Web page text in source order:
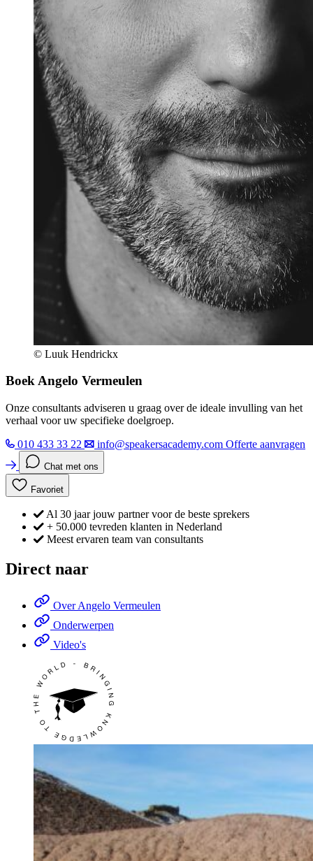
© Luuk Hendrickx
Boek Angelo Vermeulen
Onze consultants adviseren u graag over de ideale invulling van het
verhaal voor uw specifieke doelgroep.
010 433 33 22
info@speakersacademy.com Offerte aanvragen
Chat met ons
Favoriet
Al 30 jaar jouw partner voor de beste sprekers
+ 50.000 tevreden klanten in Nederland
Meest ervaren team van consultants
Direct naar
Over Angelo Vermeulen
Onderwerpen
Video's